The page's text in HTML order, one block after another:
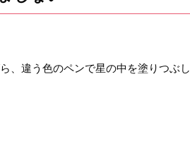
、違う色のペンで星の中を塗りつぶし